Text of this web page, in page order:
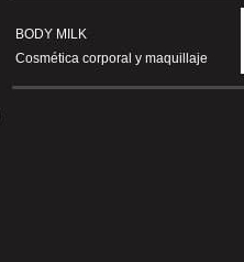
BODY MILK
Cosmética corporal y maquillaje